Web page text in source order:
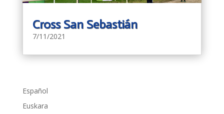
Cross San Sebastián
7/11/2021
Español
Euskara